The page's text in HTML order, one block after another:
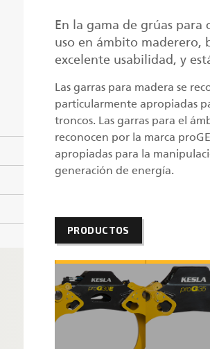
En la gama de grúas para
uso en ámbito maderero,
excelente usabilidad, y
Las garras para madera se
particularmente apropiadas
troncos. Las garras para el
reconocen por la marca
apropiadas para la
generación de energía.
PRODUCTOS